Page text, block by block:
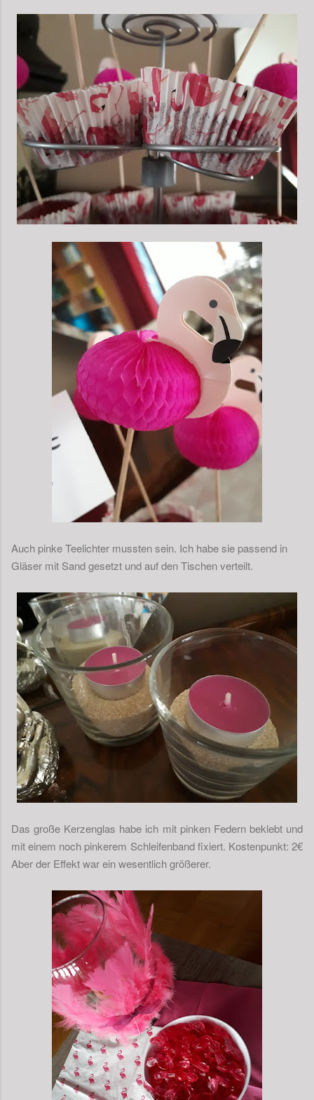
Auch pinke Teelichter mussten sein. Ich habe sie passend in
Gläser mit Sand gesetzt und auf den Tischen verteilt.
Das große Kerzenglas habe ich mit pinken Federn beklebt und
mit einem noch pinkerem Schleifenband fixiert. Kostenpunkt: 2€
Aber der Effekt war ein wesentlich größerer.